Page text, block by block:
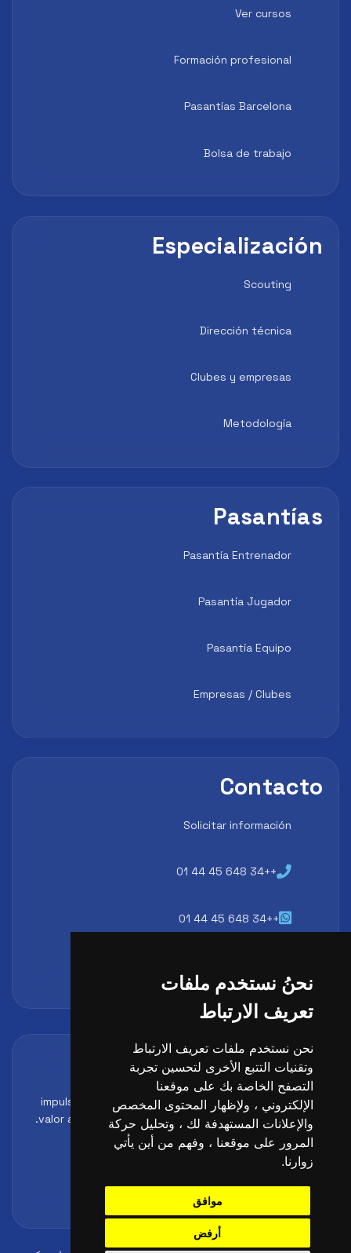
نحنُ نستخدم ملفات
تعريف الارتباط
نحن نستخدم ملفات تعريف الارتباط
وتقنيات التتبع الأخرى لتحسين تجربة
التصفح الخاصة بك على موقعنا
الإلكتروني ، ولإظهار المحتوى المخصص
والإعلانات المستهدفة لك ، وتحليل حركة
المرور على موقعنا ، وفهم من أين يأتي
زوارنا.
موافق
أرفض
Ver cursos
Formación profesional
Pasantías Barcelona
Bolsa de trabajo
Especialización
Scouting
Dirección técnica
Clubes y empresas
Metodología
Pasantías
Pasantía Entrenador
Pasantía Jugador
Pasantía Equipo
Empresas / Clubes
Contacto
Solicitar información
++34 648 45 44 01
++34 648 45 44 01
Acreditaciones y alianzas
Formación, metodología y reconocimiento para
impulsar el perfil profesional del alumno y reforzar su
valor ante clubes, academias y entidades deportivas.